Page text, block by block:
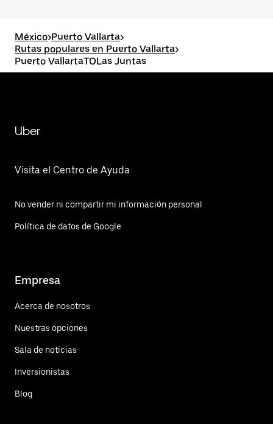
México>Puerto Vallarta>
Rutas populares en Puerto Vallarta>
Puerto VallartaTOLas Juntas
Uber
Visita el Centro de Ayuda
No vender ni compartir mi información personal
Política de datos de Google
Empresa
Acerca de nosotros
Nuestras opciones
Sala de noticias
Inversionistas
Blog